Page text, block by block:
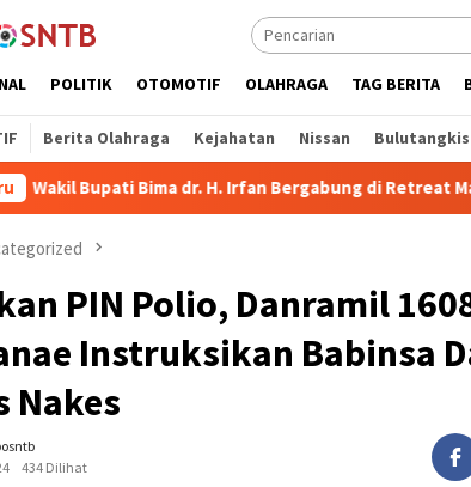
POLITIK OTOMOTIF OLAHRAGA TAG BERITA
Berita Olahraga Kejahatan Nissan Bulutangkis
dr. H. Irfan Bergabung di Retreat Magelang
PIN Polio, Danramil
Instruksikan Babinsa
Nakes
434 Dilihat